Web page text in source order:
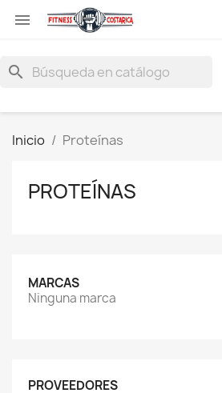

search
Inicio Proteínas
PROTEÍNAS
MARCAS
Ninguna marca
PROVEEDORES